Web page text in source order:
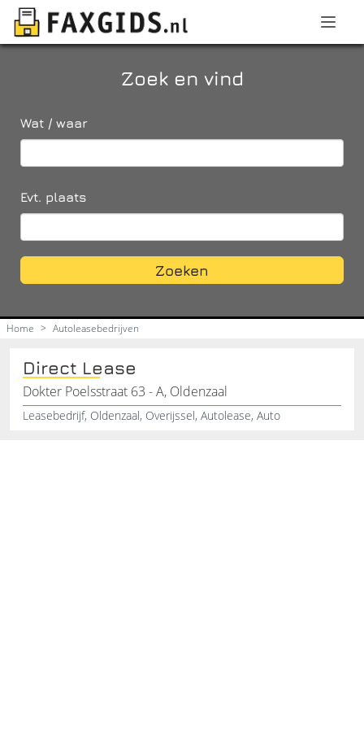
Zoek en vind
Wat / waar
Evt. plaats
Zoeken
Home > Autoleasebedrijven
Direct Lease
Dokter Poelsstraat 63 - A, Oldenzaal
Leasebedrijf, Oldenzaal, Overijssel, Autolease, Auto